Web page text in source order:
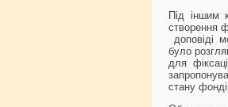
Під іншим
створення
доповіді
було
для
стану